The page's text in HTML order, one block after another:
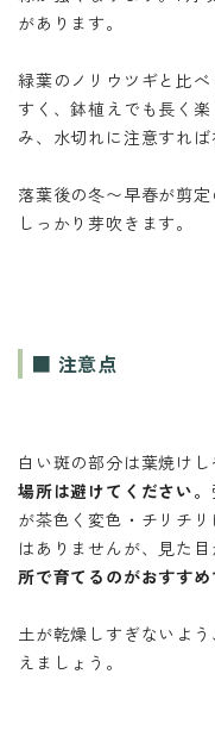
があります。
緑葉のノリウツギと比
すく、鉢植えでも長く
み、水切れに注意すれ
落葉後の冬〜早春が剪
しっかり芽吹きます。
■ 注意点
白い斑の部分は葉焼けし
場所は避けてください。
が茶色く変色・チリチ
はありませんが、見た目
所で育てるのがおすすめ
土が乾燥しすぎないよ
えましょう。